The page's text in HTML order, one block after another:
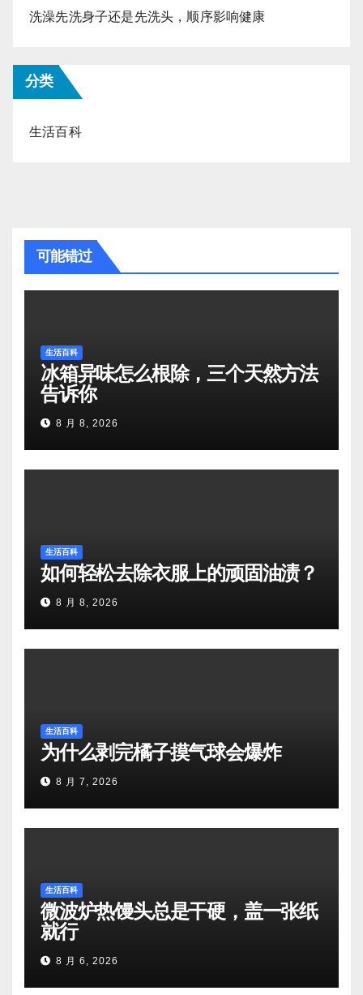
洗澡先洗身子还是先洗头，顺序影响健康
分类
生活百科
可能错过
生活百科
冰箱异味怎么根除，三个天然方法
告诉你
8 月 8, 2026
生活百科
如何轻松去除衣服上的顽固油渍？
8 月 8, 2026
生活百科
为什么剥完橘子摸气球会爆炸
8 月 7, 2026
生活百科
微波炉热馒头总是干硬，盖一张纸
就行
8 月 6, 2026